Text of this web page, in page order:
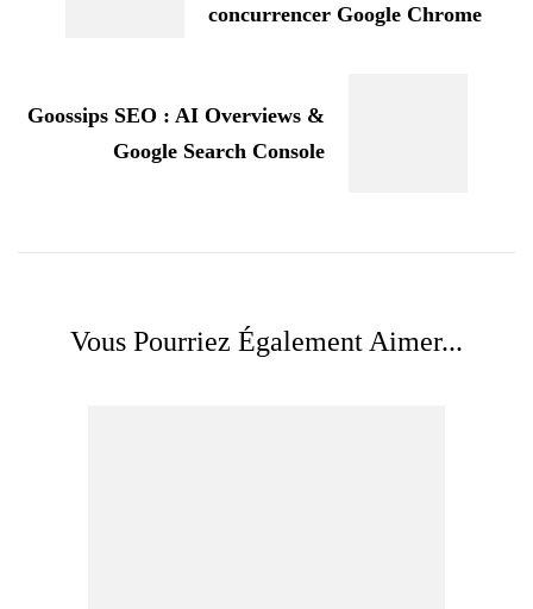
concurrencer Google Chrome
Goossips SEO : AI Overviews &
Google Search Console
Vous Pourriez Également Aimer...